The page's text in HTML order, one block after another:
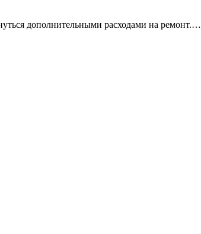
дополнительными расходами на ремонт.…